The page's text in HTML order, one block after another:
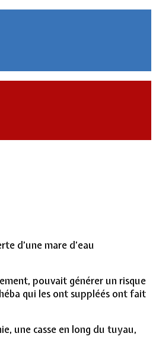
d’une mare d’eau
pouvait générer un risque
qui les ont suppléés ont fait
une casse en long du tuyau,